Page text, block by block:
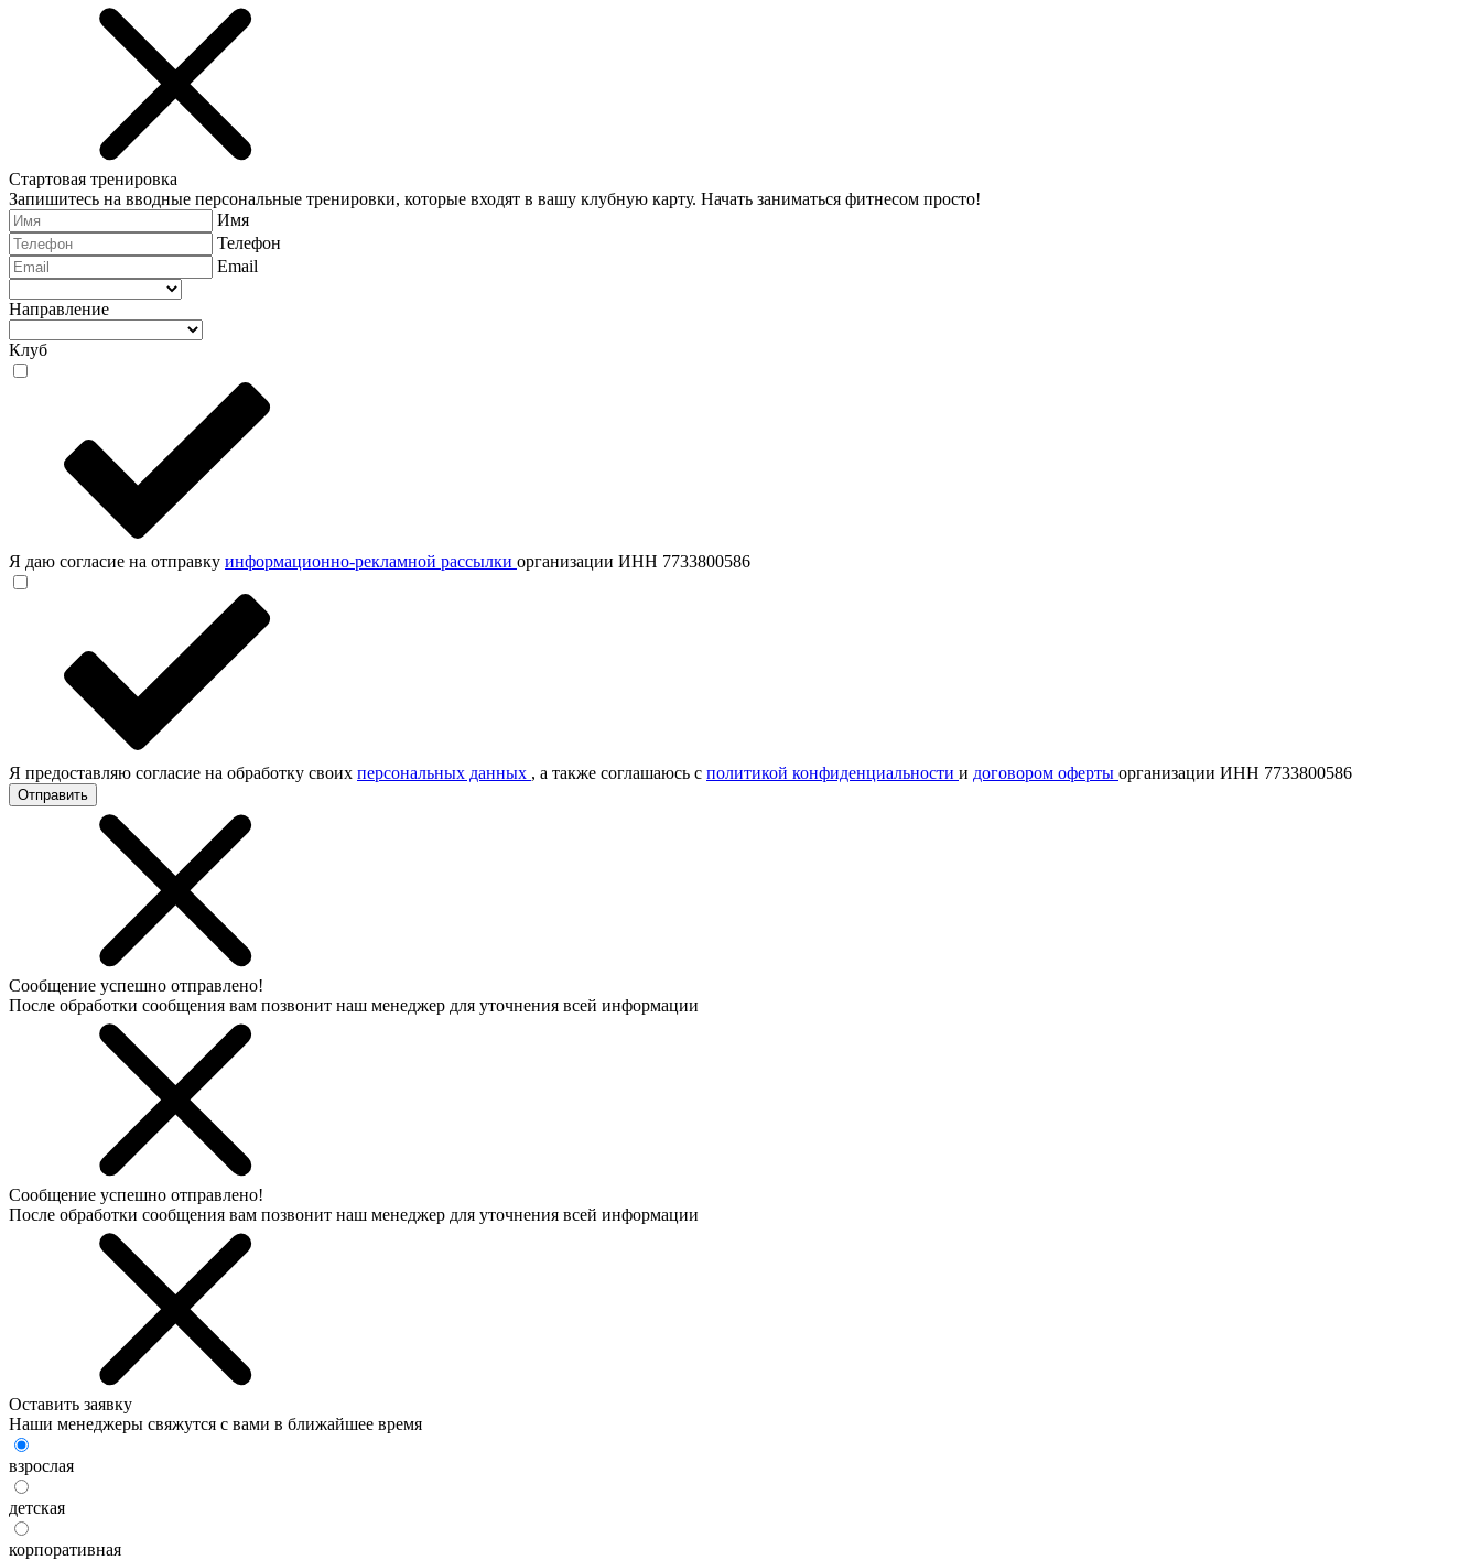
Стартовая тренировка
Запишитесь на вводные персональные тренировки, которые входят в вашу клубную карту. Начать заниматься фитнесом просто!
Имя
Телефон
Email
Направление
Клуб
Я даю согласие на отправку информационно-рекламной рассылки организации ИНН 7733800586
Я предоставляю согласие на обработку своих персональных данных , а также соглашаюсь с политикой конфиденциальности и договором оферты организации ИНН 7733800586
Отправить
Сообщение успешно отправлено!
После обработки сообщения вам позвонит наш менеджер для уточнения всей информации
Сообщение успешно отправлено!
После обработки сообщения вам позвонит наш менеджер для уточнения всей информации
Оставить заявку
Наши менеджеры свяжутся с вами в ближайшее время
взрослая
детская
корпоративная